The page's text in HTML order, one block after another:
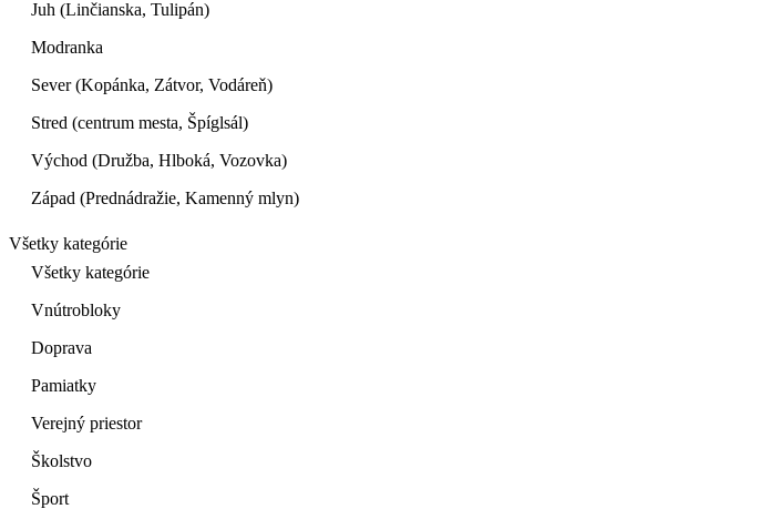
Juh (Linčianska, Tulipán)
Modranka
Sever (Kopánka, Zátvor, Vodáreň)
Stred (centrum mesta, Špíglsál)
Východ (Družba, Hlboká, Vozovka)
Západ (Prednádražie, Kamenný mlyn)
Všetky kategórie
Všetky kategórie
Vnútrobloky
Doprava
Pamiatky
Verejný priestor
Školstvo
Šport